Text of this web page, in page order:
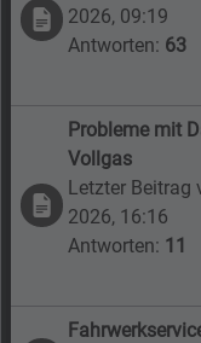
2026, 09:19
Antworten: 63
Probleme mit
Vollgas
Letzter Beitrag
2026, 16:16
Antworten: 11